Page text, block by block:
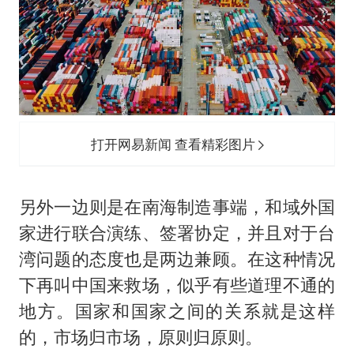
打开网易新闻 查看精彩图片
另外一边则是在南海制造事端，和域外国
家进行联合演练、签署协定，并且对于台
湾问题的态度也是两边兼顾。在这种情况
下再叫中国来救场，似乎有些道理不通的
地方。国家和国家之间的关系就是这样
的，市场归市场，原则归原则。